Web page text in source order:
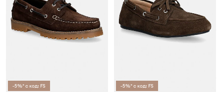
-5%* с код: FS -5%* с код: FS